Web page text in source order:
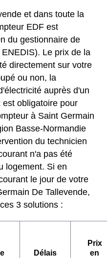
et dans toute la
EDF est
du gestionnaire de
Le prix de la
directement sur votre
ou non, la
auprès d'un
obligatoire pour
à Saint Germain
Basse-Normandie
du technicien
n'a pas été
logement. Si en
le jour de votre
De Tallevende,
3 solutions :
Délais
Prix
en